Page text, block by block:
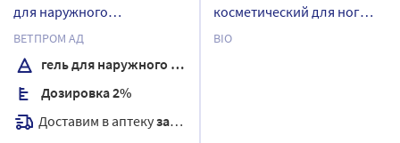
для наружного
применения 50 гр
ВЕТПРОМ АД
гель для наружного применения
Дозировка 2%
Доставим в аптекузавтра
косметический для ног
экстракт пиявки и
BIO